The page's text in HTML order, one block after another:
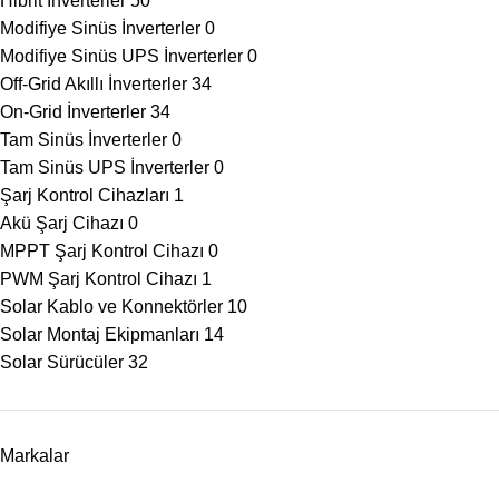
Modifiye Sinüs İnverterler 0
Modifiye Sinüs UPS İnverterler 0
Off-Grid Akıllı İnverterler 34
On-Grid İnverterler 34
Tam Sinüs İnverterler 0
Tam Sinüs UPS İnverterler 0
Şarj Kontrol Cihazları 1
Akü Şarj Cihazı 0
MPPT Şarj Kontrol Cihazı 0
PWM Şarj Kontrol Cihazı 1
Solar Kablo ve Konnektörler 10
Solar Montaj Ekipmanları 14
Solar Sürücüler 32
Markalar